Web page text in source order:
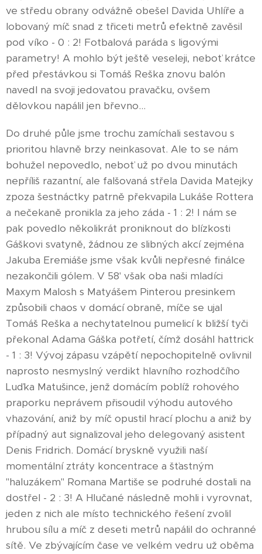
ve středu obrany odvážně obešel Davida Uhlíře a
lobovaný míč snad z třiceti metrů efektně zavěsil
pod víko - 0 : 2! Fotbalová paráda s ligovými
parametry! A mohlo být ještě veseleji, neboť krátce
před přestávkou si Tomáš Reška znovu balón
navedl na svoji jedovatou pravačku, ovšem
dělovkou napálil jen břevno...
Do druhé půle jsme trochu zamíchali sestavou s
prioritou hlavně brzy neinkasovat. Ale to se nám
bohužel nepovedlo, neboť už po dvou minutách
nepříliš razantní, ale falšovaná střela Davida Matejky
zpoza šestnáctky patrně překvapila Lukáše Rottera
a nečekaně pronikla za jeho záda - 1 : 2! I nám se
pak povedlo několikrát proniknout do blízkosti
Gáškovi svatyně, žádnou ze slibných akcí zejména
Jakuba Eremiáše jsme však kvůli nepřesné finálce
nezakončili gólem. V 58' však oba naši mladíci
Maxym Malosh s Matyášem Pinterou presinkem
způsobili chaos v domácí obraně, míče se ujal
Tomáš Reška a nechytatelnou pumelicí k bližší tyči
překonal Adama Gáška potřetí, čímž dosáhl hattrick
- 1 : 3! Vývoj zápasu vzápětí nepochopitelně ovlivnil
naprosto nesmyslný verdikt hlavního rozhodčího
Luďka Matušince, jenž domácím poblíž rohového
praporku neprávem přisoudil výhodu autového
vhazování, aniž by míč opustil hrací plochu a aniž by
případný aut signalizoval jeho delegovaný asistent
Denis Fridrich. Domácí bryskně využili naší
momentální ztráty koncentrace a šťastným
"haluzákem" Romana Martiše se podruhé dostali na
dostřel - 2 : 3! A Hlučané následně mohli i vyrovnat,
jeden z nich ale místo technického řešení zvolil
hrubou sílu a míč z deseti metrů napálil do ochranné
sítě. Ve zbývajícím čase ve velkém vedru už oběma